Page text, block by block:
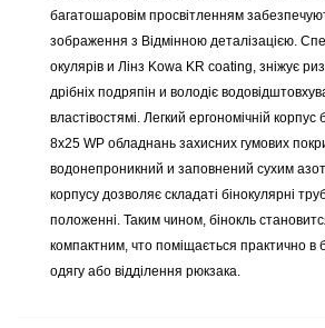
багатошаровім просвітленням
зображення з Відмінною деталізацією.
окулярів и Лінз Kowa KR coating, зніжує
дрібніх подряпін и володіє
властівостямі. Легкий ергономічній корпус
8x25 WP обладнань захисних гумових
водонепроникний и заповнений сухим
корпусу дозволяє складаті бінокулярні
положенні. Таким чином, бінокль
компактним, что поміщається практично в
одягу або відділення рюкзака.